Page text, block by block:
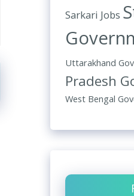
Sarkari Jobs
Uttarakhand
Pradesh
West Bengal